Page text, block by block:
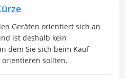
Geräten orientiert sich an
ist deshalb kein
dem Sie sich beim Kauf
sollten.